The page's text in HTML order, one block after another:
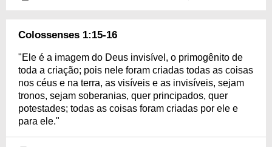
Colossenses 1:15-16
"Ele é a imagem do Deus invisível, o primogênito de
toda a criação; pois nele foram criadas todas as coisas
nos céus e na terra, as visíveis e as invisíveis, sejam
tronos, sejam soberanias, quer principados, quer
potestades; todas as coisas foram criadas por ele e
para ele."